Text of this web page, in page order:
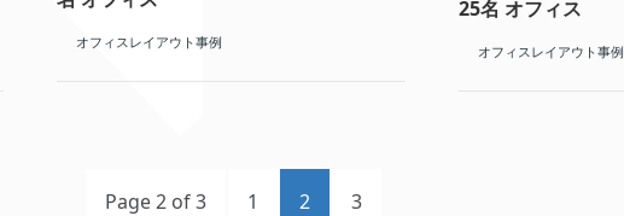
オフィスレイアウト事例
25名 オフィス
オフィスレイアウト事例
Page 2 of 3 1 2 3